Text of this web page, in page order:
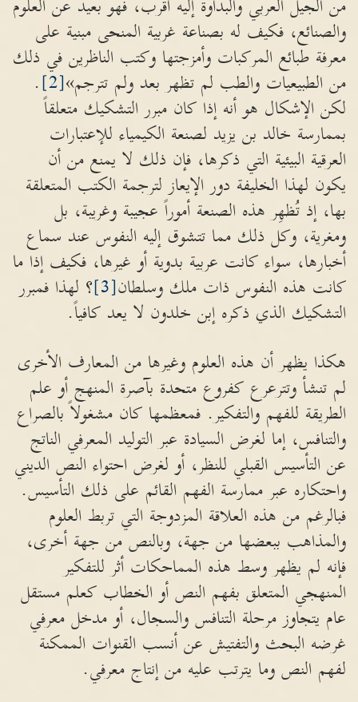
من الجيل العربي والبداوة إليه أقرب، فهو بعيد عن العلوم
والصنائع، فكيف له بصناعة غربية المنحى مبنية على
معرفة طبائع المركبات وأمزجتها وكتب الناظرين في ذلك
من الطبيعيات والطب لم تظهر بعد ولم تترجم»[2]
.
لكن الإشكال هو أنه إذا كان مبرر التشكيك متعلقاً
بممارسة خالد بن يزيد لصنعة الكيمياء للإعتبارات
العرقية البيئية التي ذكرها، فإن ذلك لا يمنع من أن
يكون لهذا الخليفة دور الإيعاز لترجمة الكتب المتعلقة
بها، إذ تُظهِر هذه الصنعة أموراً عجيبة وغريبة، بل
ومغرية، وكل ذلك مما تتشوق إليه النفوس عند سماع
أخبارها، سواء كانت عربية بدوية أو غيرها، فكيف إذا ما
كانت هذه النفوس ذات ملك وسلطان[3]
؟ لهذا فمبرر
التشكيك الذي ذكره إبن خلدون لا يعد كافياً.
هكذا يظهر أن هذه العلوم وغيرها من المعارف الأخرى
لم تنشأ وتترعرع كفروع متحدة بآصرة المنهج أو علم
الطريقة للفهم والتفكير. فمعظمها كان مشغولاً بالصراع
والتنافس، إما لغرض السيادة عبر التوليد المعرفي الناتج
عن التأسيس القبلي للنظر، أو لغرض احتواء النص الديني
واحتكاره عبر ممارسة الفهم القائم على ذلك التأسيس.
فبالرغم من هذه العلاقة المزدوجة التي تربط العلوم
والمذاهب ببعضها من جهة، وبالنص من جهة أخرى،
فإنه لم يظهر وسط هذه المماحكات أثر للتفكير
المنهجي المتعلق بفهم النص أو الخطاب كعلم مستقل
عام يتجاوز مرحلة التنافس والسجال، أو مدخل معرفي
غرضه البحث والتفتيش عن أنسب القنوات الممكنة
لفهم النص وما يترتب عليه من إنتاج معرفي.